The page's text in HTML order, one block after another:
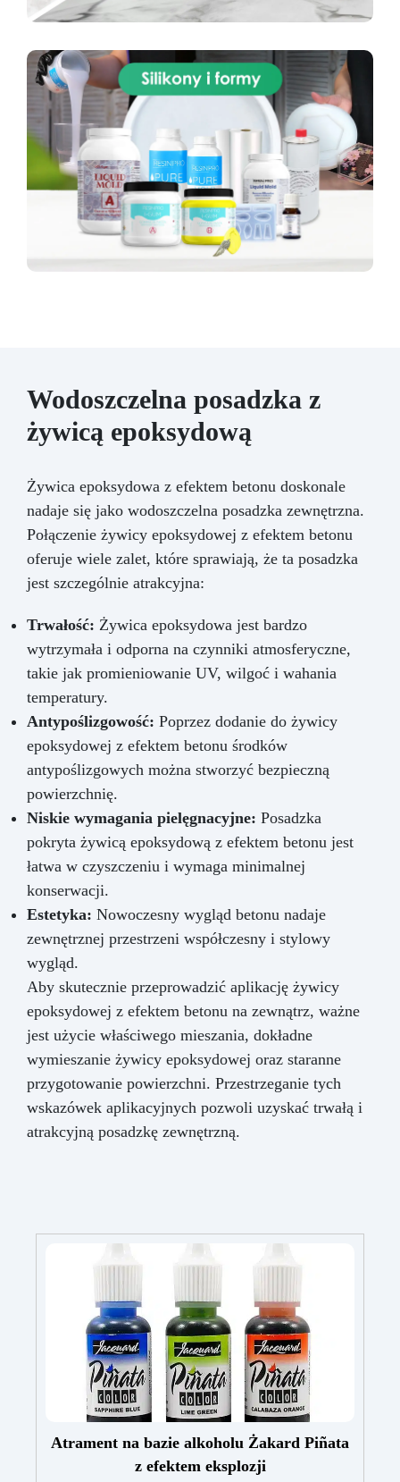
Wodoszczelna posadzka z
żywicą epoksydową
Żywica epoksydowa z efektem betonu doskonale
nadaje się jako wodoszczelna posadzka zewnętrzna.
Połączenie żywicy epoksydowej z efektem betonu
oferuje wiele zalet, które sprawiają, że ta posadzka
jest szczególnie atrakcyjna:
Trwałość: Żywica epoksydowa jest bardzo
wytrzymała i odporna na czynniki atmosferyczne,
takie jak promieniowanie UV, wilgoć i wahania
temperatury.
Antypoślizgowość: Poprzez dodanie do żywicy
epoksydowej z efektem betonu środków
antypoślizgowych można stworzyć bezpieczną
powierzchnię.
Niskie wymagania pielęgnacyjne: Posadzka
pokryta żywicą epoksydową z efektem betonu jest
łatwa w czyszczeniu i wymaga minimalnej
konserwacji.
Estetyka: Nowoczesny wygląd betonu nadaje
zewnętrznej przestrzeni współczesny i stylowy
wygląd.
Aby skutecznie przeprowadzić aplikację żywicy
epoksydowej z efektem betonu na zewnątrz, ważne
jest użycie właściwego mieszania, dokładne
wymieszanie żywicy epoksydowej oraz staranne
przygotowanie powierzchni. Przestrzeganie tych
wskazówek aplikacyjnych pozwoli uzyskać trwałą i
atrakcyjną posadzkę zewnętrzną.
Atrament na bazie alkoholu Żakard Piñata
z efektem eksplozji